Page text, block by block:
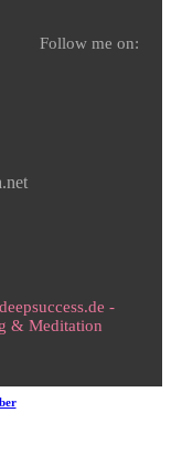
Follow me on:
deepsuccess.de -
& Meditation